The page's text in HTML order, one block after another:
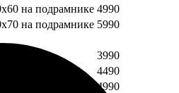
на подрамнике 4990
на подрамнике 5990
3990
4490
4990